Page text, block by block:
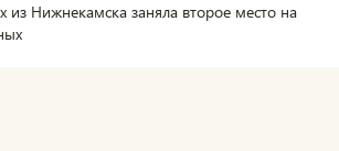
из Нижнекамска заняла второе место на